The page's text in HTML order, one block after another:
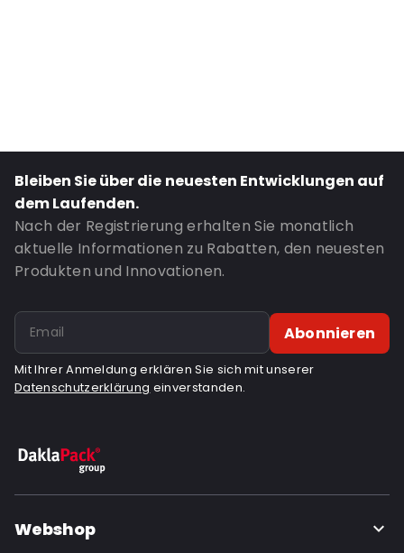
Bleiben Sie über die neuesten Entwicklungen auf
dem Laufenden.
Nach der Registrierung erhalten Sie monatlich
aktuelle Informationen zu Rabatten, den neuesten
Produkten und Innovationen.
Abonnieren
Mit Ihrer Anmeldung erklären Sie sich mit unserer
Datenschutzerklärung einverstanden.
Webshop